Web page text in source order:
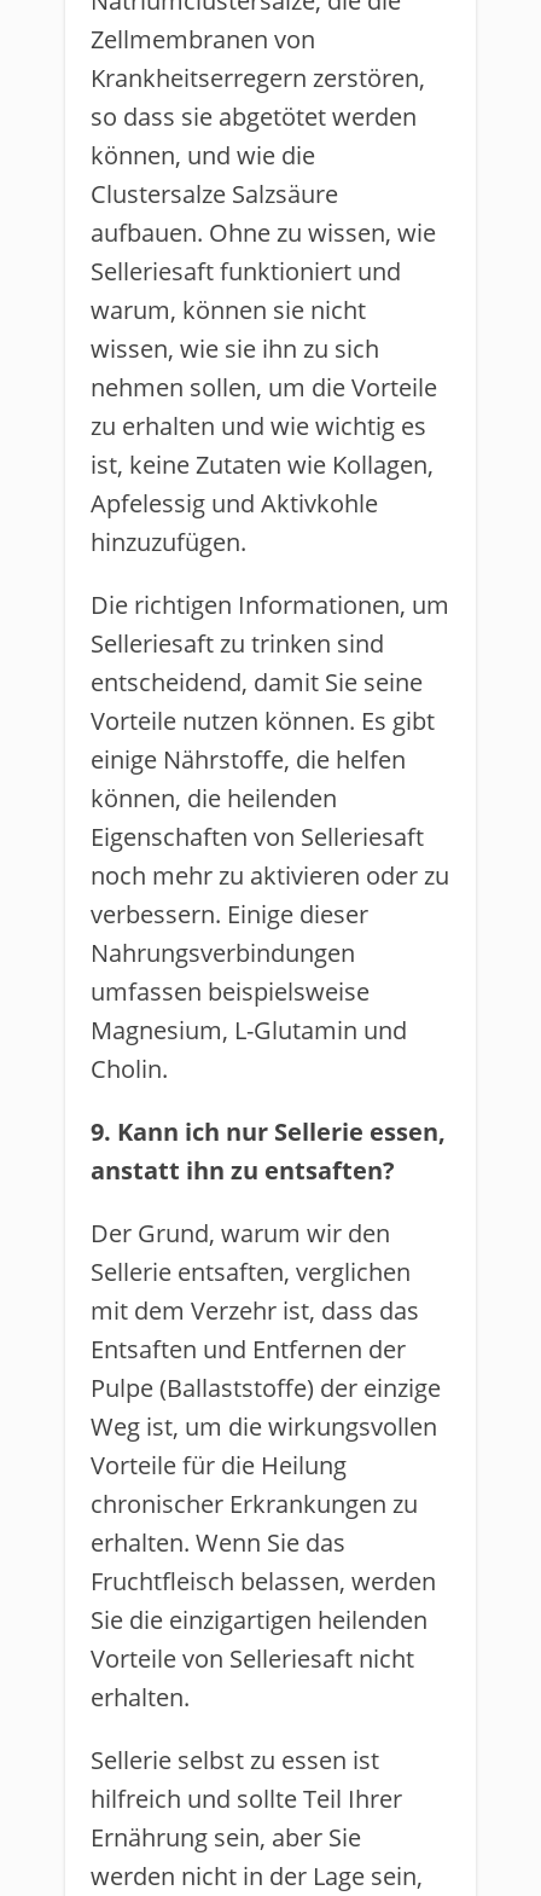
Zellmembranen von
Krankheitserregern zerstören,
so dass sie abgetötet werden
können, und wie die
Clustersalze Salzsäure
aufbauen. Ohne zu wissen, wie
Selleriesaft funktioniert und
warum, können sie nicht
wissen, wie sie ihn zu sich
nehmen sollen, um die Vorteile
zu erhalten und wie wichtig es
ist, keine Zutaten wie Kollagen,
Apfelessig und Aktivkohle
hinzuzufügen.
Die richtigen Informationen, um
Selleriesaft zu trinken sind
entscheidend, damit Sie seine
Vorteile nutzen können. Es gibt
einige Nährstoffe, die helfen
können, die heilenden
Eigenschaften von Selleriesaft
noch mehr zu aktivieren oder zu
verbessern. Einige dieser
Nahrungsverbindungen
umfassen beispielsweise
Magnesium, L-Glutamin und
Cholin.
9. Kann ich nur Sellerie essen,
anstatt ihn zu entsaften?
Der Grund, warum wir den
Sellerie entsaften, verglichen
mit dem Verzehr ist, dass das
Entsaften und Entfernen der
Pulpe (Ballaststoffe) der einzige
Weg ist, um die wirkungsvollen
Vorteile für die Heilung
chronischer Erkrankungen zu
erhalten. Wenn Sie das
Fruchtfleisch belassen, werden
Sie die einzigartigen heilenden
Vorteile von Selleriesaft nicht
erhalten.
Sellerie selbst zu essen ist
hilfreich und sollte Teil Ihrer
Ernährung sein, aber Sie
werden nicht in der Lage sein,